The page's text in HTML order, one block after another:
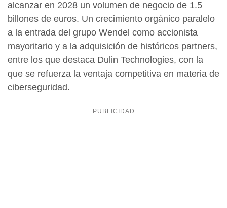
alcanzar en 2028 un volumen de negocio de 1.5
billones de euros. Un crecimiento orgánico paralelo
a la entrada del grupo Wendel como accionista
mayoritario y a la adquisición de históricos partners,
entre los que destaca Dulin Technologies, con la
que se refuerza la ventaja competitiva en materia de
ciberseguridad.